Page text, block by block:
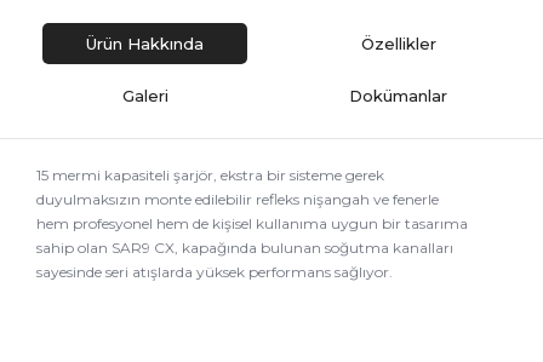
Ürün Hakkında Özellikler
Galeri Dokümanlar
15 mermi kapasiteli şarjör, ekstra bir sisteme gerek
duyulmaksızın monte edilebilir refleks nişangah ve fenerle
hem profesyonel hem de kişisel kullanıma uygun bir tasarıma
sahip olan SAR9 CX, kapağında bulunan soğutma kanalları
sayesinde seri atışlarda yüksek performans sağlıyor.